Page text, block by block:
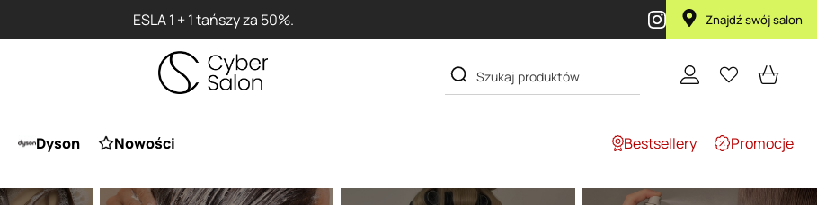
Przy zakupie produktu Artego Maska Lola za 1 żł Znajdź swój salon
Dyson Nowości Bestsellery Promocje